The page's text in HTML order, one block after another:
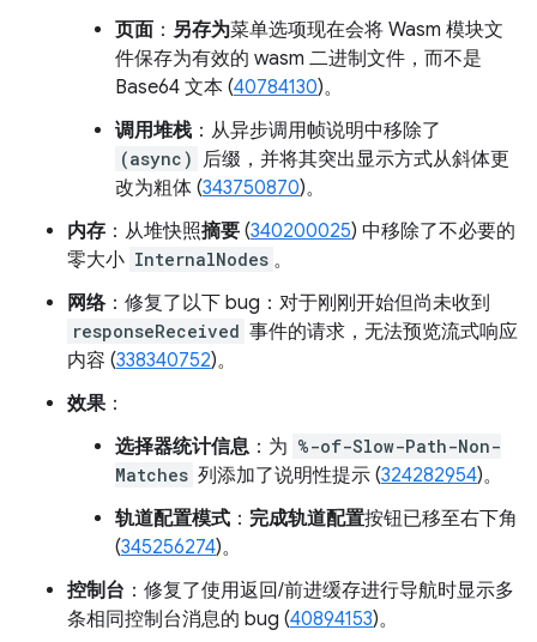
页面 ： 另存为菜单选项现在会将 Wasm 模块文
件保存为有效的 wasm 二进制文件，而不是
Base64 文本 (40784130)。
调用堆栈 ：从异步调用帧说明中移除了
(async) 后缀，并将其突出显示方式从斜体更
改为粗体 (343750870)。
内存 ：从堆快照摘要 (340200025) 中移除了不必要的
零大小 InternalNodes 。
网络：修复了以下 bug：对于刚刚开始但尚未收到
responseReceived 事件的请求，无法预览流式响应
内容 (338340752)。
效果 ：
选择器统计信息 ：为 %-of-Slow-Path-Non-
Matches 列添加了说明性提示 (324282954)。
轨道配置模式 ： 完成轨道配置按钮已移至右下角
(345256274)。
控制台 ：修复了使用返回/前进缓存进行导航时显示多
条相同控制台消息的 bug (40894153)。